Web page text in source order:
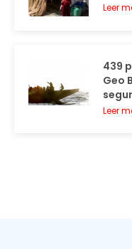
Leer
439
Geo
Leer